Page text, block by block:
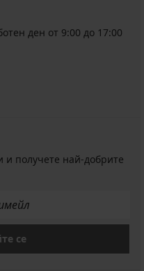
ден от 9:00 до 17:00
получете най-добрите
се